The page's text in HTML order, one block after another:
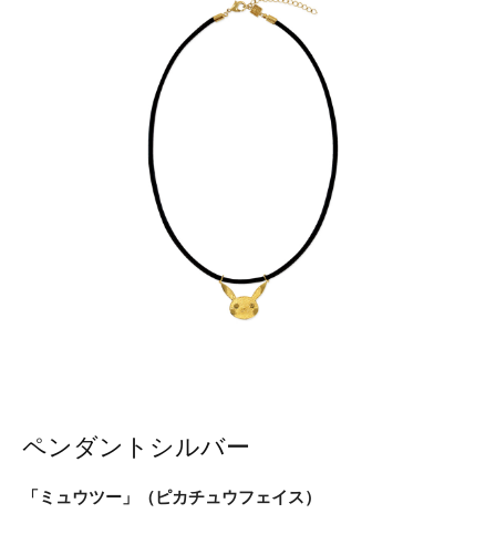
ペンダントシルバー
「ミュウツー」（ピカチュウフェイス）